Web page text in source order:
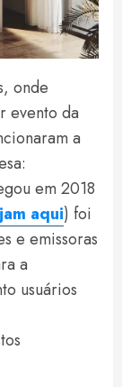
onde
evento da
a
em 2018
aqui) foi
e emissoras
a
usuários